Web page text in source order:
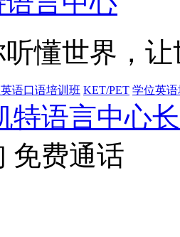
懂世界，
语口语培训班 KET/PET 学位英
特语言中心
免费通话